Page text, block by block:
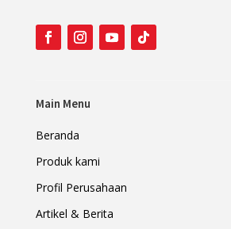
Main Menu
Beranda
Produk kami
Profil Perusahaan
Artikel & Berita